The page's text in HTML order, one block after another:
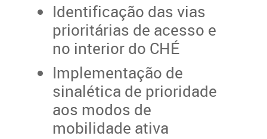
Identificação das vias
prioritárias de acesso e
no interior do CHÉ
Implementação de
sinalética de prioridade
aos modos de
mobilidade ativa